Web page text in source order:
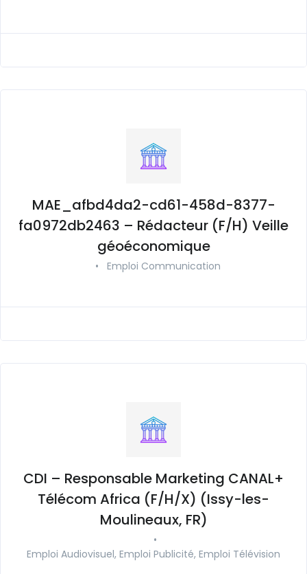
MAE_afbd4da2-cd61-458d-8377-
fa0972db2463 – Rédacteur (F/H) Veille
géoéconomique
• Emploi Communication
CDI – Responsable Marketing CANAL+
Télécom Africa (F/H/X) (Issy-les-
Moulineaux, FR)
•
Emploi Audiovisuel, Emploi Publicité, Emploi Télévision